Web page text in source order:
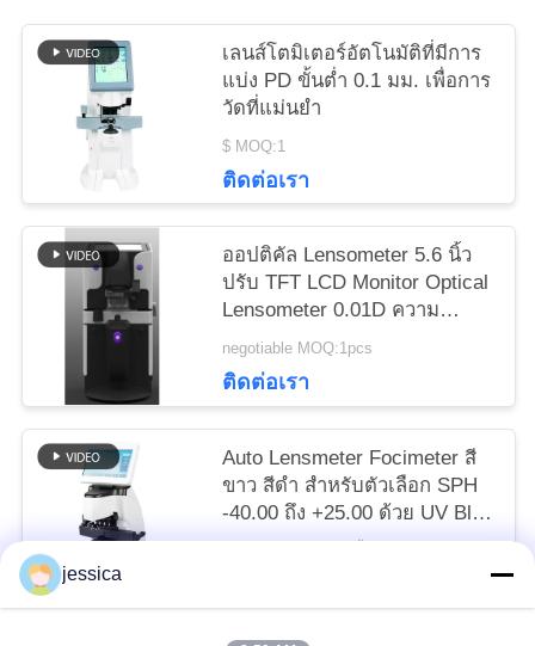
เลนส์โตมิเตอร์อัตโนมัติที่มีการ
แบ่ง PD ขั้นต่ำ 0.1 มม. เพื่อการ
วัดที่แม่นยำ
$ MOQ:1
ติดต่อเรา
ออปติคัล Lensometer 5.6 นิ้ว
ปรับ TFT LCD Monitor Optical
Lensometer 0.01D ความ
แม่นยำพร้อม Alumiunm Case
negotiable MOQ:1pcs
ติดต่อเรา
Auto Lensmeter Focimeter สี
ขาว สีดํา สําหรับตัวเลือก SPH
-40.00 ถึง +25.00 ด้วย UV Blue
cut Lens Measurement
jessica